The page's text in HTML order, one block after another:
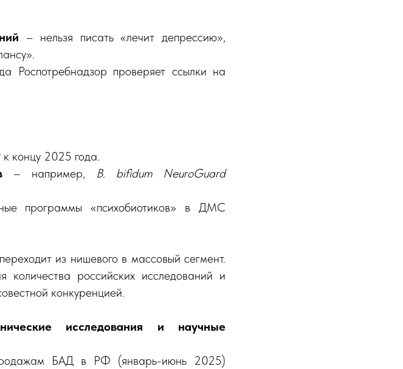
– нельзя писать «лечит депрессию»,
проверяет ссылки на
к концу 2025 года.
– например, B. bifidum NeuroGuard
программы «психобиотиков» в ДМС
из нишевого в массовый сегмент.
количества российских исследований и
конкуренцией.
исследования и научные
БАД в РФ (январь-июнь 2025)